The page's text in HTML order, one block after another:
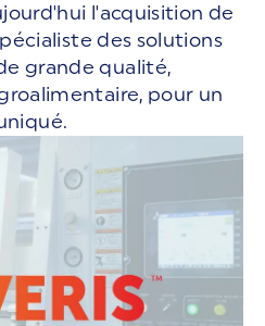
l'acquisition de
des solutions
grande qualité,
pour un